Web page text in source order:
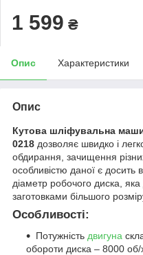
1 599 ₴
Опис Характеристики
Опис
Кутова шліфувальна
0218 дозволяє швидко і
обдирання, зачищення
особливістю даної є досить
діаметр робочого диска,
заготовками більшого
Особливості:
Потужність двигуна
обороти диска – 8000 об/